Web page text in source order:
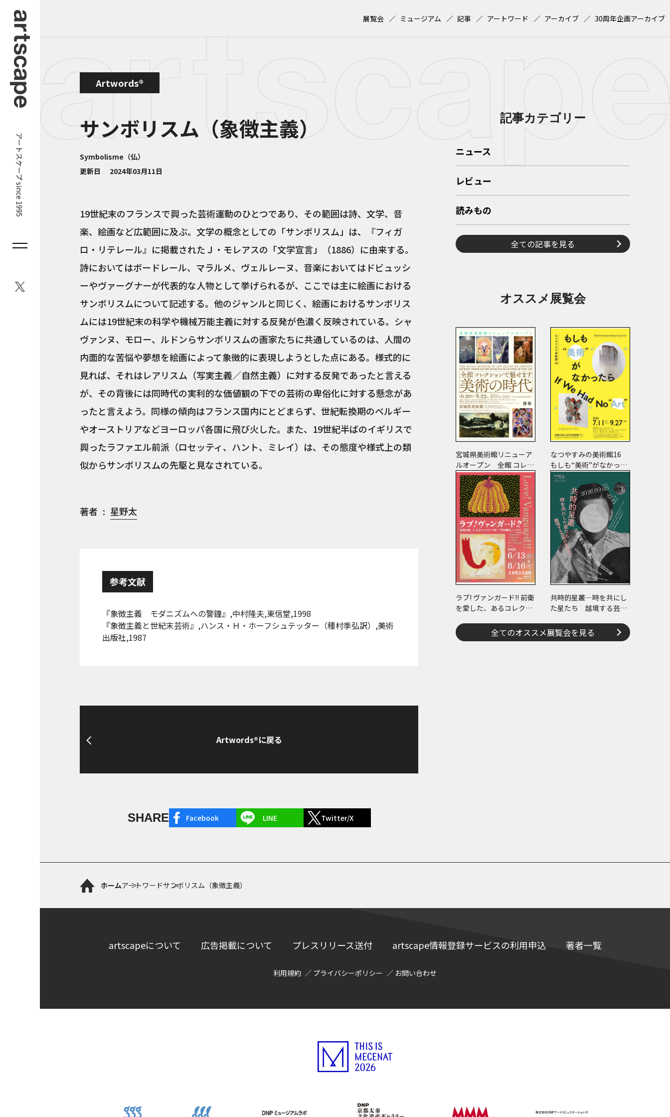
アートスケープ since 1995
展覧会 ミュージアム 記事 アートワード アーカイブ 30周年企画アーカイブ
Artwords®
サンボリスム（象徴主義）
Symbolisme（仏）
更新日
2024年03月11日
19世紀末のフランスで興った芸術運動のひとつであり、その範囲は詩、文学、音
楽、絵画など広範囲に及ぶ。文学の概念としての「サンボリスム」は、『フィガ
ロ・リテレール』に掲載されたＪ・モレアスの「文学宣言」（1886）に由来する。
詩においてはボードレール、マラルメ、ヴェルレーヌ、音楽においてはドビュッシ
ーやヴァーグナーが代表的な人物として挙げられるが、ここでは主に絵画における
サンボリスムについて記述する。他のジャンルと同じく、絵画におけるサンボリス
ムには19世紀末の科学や機械万能主義に対する反発が色濃く反映されている。シャ
ヴァンヌ、モロー、ルドンらサンボリスムの画家たちに共通しているのは、人間の
内面的な苦悩や夢想を絵画によって象徴的に表現しようとした点にある。様式的に
見れば、それはレアリスム（写実主義／自然主義）に対する反発であったと言える
が、その背後には同時代の実利的な価値観の下での芸術の卑俗化に対する懸念があ
ったと言えよう。同様の傾向はフランス国内にとどまらず、世紀転換期のベルギー
やオーストリアなどヨーロッパ各国に飛び火した。また、19世紀半ばのイギリスで
興ったラファエル前派（ロセッティ、ハント、ミレイ）は、その態度や様式上の類
似からサンボリスムの先駆と見なされている。
著者 星野太
参考文献
『象徴主義 モダニズムへの警鐘』,中村隆夫,東信堂,1998
『象徴主義と世紀末芸術』,ハンス・Ｈ・ホーフシュテッター（種村季弘訳）,美術
出版社,1987
Artwords®に戻る
SHARE Facebook LINE Twitter/X
記事カテゴリー
ニュース
レビュー
読みもの
全ての記事を見る
オススメ展覧会
宮城県美術館リニューア
ルオープン 全館 コレク
ションで魅せます 美術
の時代
なつやすみの美術館16
もしも“美術”がなかった
ら
ラブ! ヴァンガード!! 前衛
を愛した、あるコレクタ
ター and more
共時的星叢―時を共にし
た星たち 越境する芸術
全てのオススメ展覧会を見る
ホームアートワードサンボリスム（象徴主義）
artscapeについて 広告掲載について プレスリリース送付 artscape情報登録サービスの利用申込 著者一覧
利用規約 プライバシーポリシー お問い合わせ